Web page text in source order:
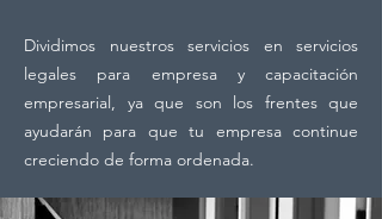
Dividimos nuestros servicios en servicios
legales para empresa y capacitación
empresarial, ya que son los frentes que
ayudarán para que tu empresa continue
creciendo de forma ordenada.